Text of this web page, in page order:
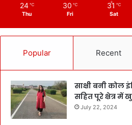
24 ℃
Thu
30 ℃
Fri
31 ℃
Sat
Popular Recent
साक्षी बनी कोल
सहित पूरे क्षेत्र में
July 22, 2024